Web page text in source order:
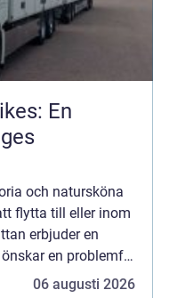
En
och natursköna
flytta till eller inom
erbjuder en
en problemfri
06 augusti 2026